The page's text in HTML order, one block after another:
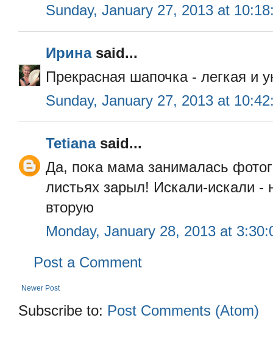
Sunday, January 27, 2013 at
Иринаsaid...
Прекрасная шапочка - легкая и
Sunday, January 27, 2013 at
Tetianasaid...
Да, пока мама занималась
листьях зарыл! Искали-искали
вторую
Monday, January 28, 2013 at
Post a Comment
Newer Post
Subscribe to: Post Comments (Atom)